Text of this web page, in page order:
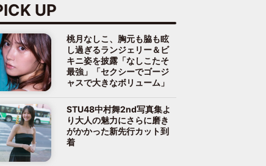
UP
桃月なしこ、胸元も脇も眩
し過ぎるランジェリー＆ビ
キニ姿を披露「なしこたそ
最強」「セクシーでゴージ
ャスで大きなボリューム」
STU48中村舞2nd写真集よ
り大人の魅力にさらに磨き
がかかった新先行カット到
着